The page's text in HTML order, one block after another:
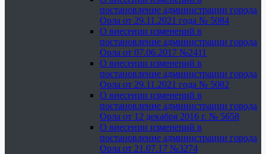
постановление администрации города
Орла от 29.11.2021 года № 5084
О внесении изменений в
постановление администрации города
Орла от 07.06.2017 №2411
О внесении изменений в
постановление администрации города
Орла от 29.11.2021 года № 5082
О внесении изменений в
постановление администрации города
Орла от 12 декабря 2016 г. № 5658
О внесении изменений в
постановление администрации города
Орла от 21.07.17 №3274